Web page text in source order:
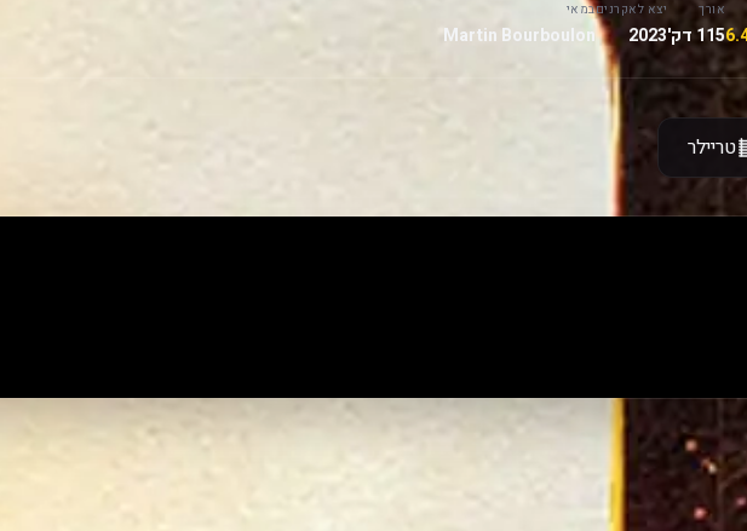
אורך
115 דק'
יצא לאקרנים
2023
במאי
Martin Bourboulon
טריילר